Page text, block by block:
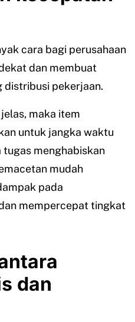
cara bagi perusahaan
dan membuat
distribusi pekerjaan.
maka item
untuk jangka waktu
menghabiskan
mudah
pada
mempercepat tingkat
dan